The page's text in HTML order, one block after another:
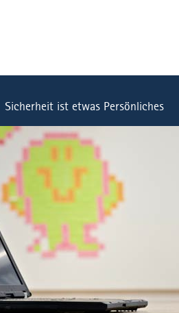
Sicherheit ist etwas Persönliches